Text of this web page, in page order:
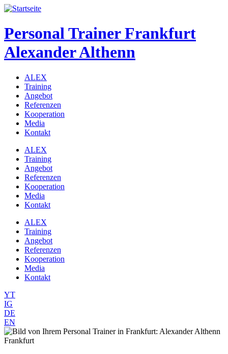
Personal Trainer Frankfurt
Alexander Althenn
ALEX
Training
Angebot
Referenzen
Kooperation
Media
Kontakt
ALEX
Training
Angebot
Referenzen
Kooperation
Media
Kontakt
ALEX
Training
Angebot
Referenzen
Kooperation
Media
Kontakt
YT
IG
DE
EN